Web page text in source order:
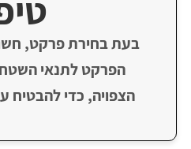
בעת בחירת פרקט,
הפרקט לתנאי
הצפויה, כדי להבטיח